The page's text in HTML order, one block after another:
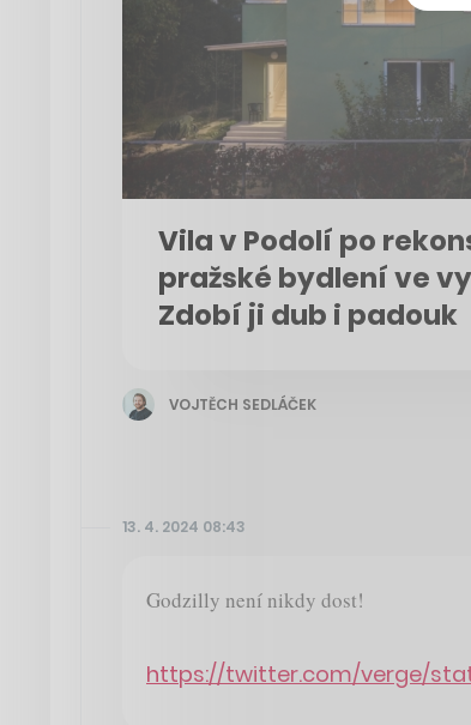
Vila v Podolí po
pražské bydlení ve
Zdobí ji dub i padouk
VOJTĚCH SEDLÁČEK
13. 4. 2024 08:43
Godzilly není nikdy dost!
https://twitter.com/verge/